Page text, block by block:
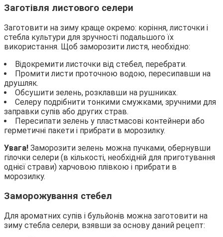
Заготівля листового селери
Заготовити на зиму краще окремо: коріння, листочки і
стебла культури для зручності подальшого їх
використання. Щоб заморозити листя, необхідно:
Відокремити листочки від стебел, перебрати.
Промити листи проточною водою, пересипавши на
друшляк.
Обсушити зелень, розклавши на рушниках.
Селеру подрібнити тонкими смужками, зручними для
заправки супів або других страв.
Пересипати зелень у пластмасові контейнери або
герметичні пакети і прибрати в морозилку.
Увага! Заморозити зелень можна пучками, обернувши
гілочки селери (в кількості, необхідній для приготування
однієї страви) харчовою плівкою і прибрати в
морозилку.
Заморожування стебел
Для ароматних супів і бульйонів можна заготовити на
зиму стебла селери, взявши за основу даний рецепт: